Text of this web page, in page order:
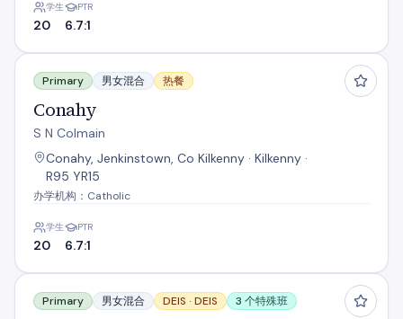
学生
20
PTR
6.7:1
Conahy
Primary 男女混合 热餐
Conahy
S N Colmain
Conahy, Jenkinstown, Co Kilkenny · Kilkenny ·
R95 YR15
办学机构：Catholic
学生
20
PTR
6.7:1
Freshford Primary School
Primary 男女混合 DEIS · DEIS 3 个特殊班